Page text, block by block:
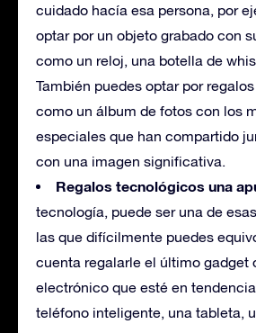
cuidado hacía esa persona, por
optar por un objeto grabado con
como un reloj, una botella de
También puedes optar por
como un álbum de fotos con los
especiales que han compartido
con una imagen significativa.
Regalos tecnológicos una
tecnología, puede ser una de
las que difícilmente puedes
cuenta regalarle el último gadget
electrónico que esté en
teléfono inteligente, una tableta,